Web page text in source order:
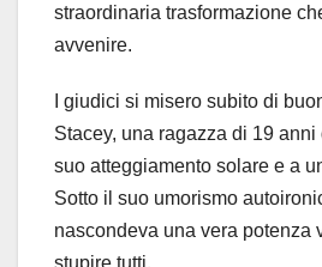
straordinaria trasformazione
avvenire.
I giudici si misero subito di
Stacey, una ragazza di 19 anni
suo atteggiamento solare e a
Sotto il suo umorismo
nascondeva una vera potenza
stupire tutti.